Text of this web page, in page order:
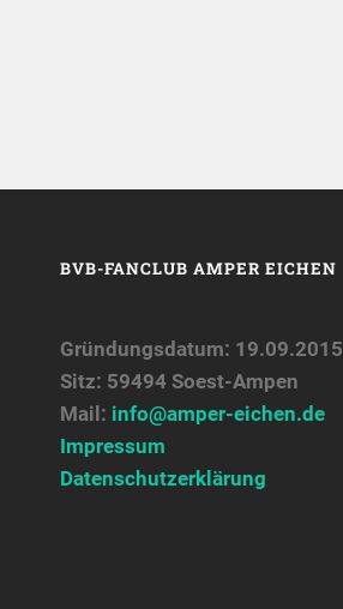
BVB-FANCLUB AMPER EICHEN
Gründungsdatum: 19.09.2015
Sitz: 59494 Soest-Ampen
Mail: info@amper-eichen.de
Impressum
Datenschutzerklärung